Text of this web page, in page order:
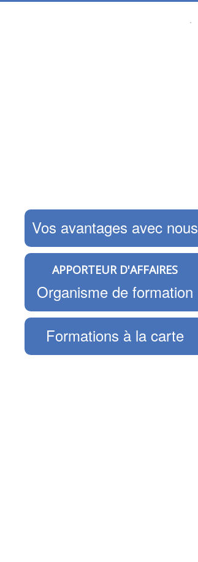
Vos avantages avec nous
APPORTEUR D'AFFAIRES
Organisme de formation
Formations à la carte